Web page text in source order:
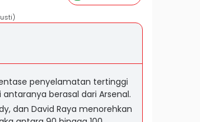
penyelamatan tertinggi
berasal dari Arsenal.
dan David Raya menorehkan